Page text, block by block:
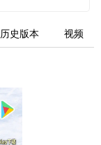
历史版本 视频